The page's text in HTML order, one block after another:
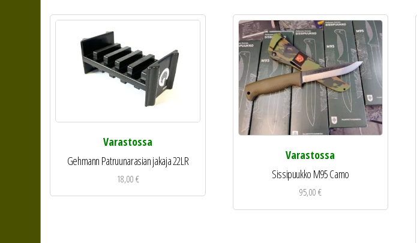
Varastossa
Gehmann Patruunarasian jakaja 22LR
18,00€
Varastossa
Sissipuukko M95 Camo
95,00€